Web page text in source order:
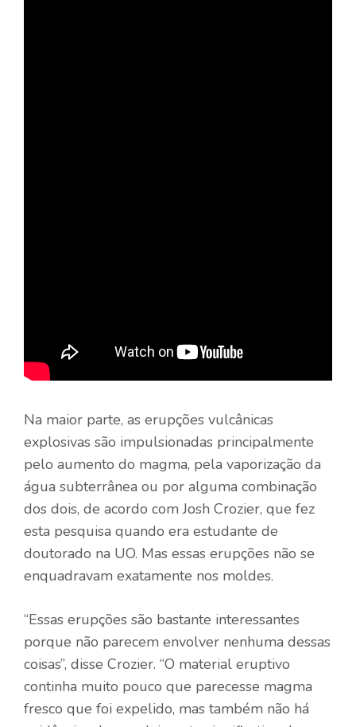
Na maior parte, as erupções vulcânicas
explosivas são impulsionadas principalmente
pelo aumento do magma, pela vaporização da
água subterrânea ou por alguma combinação
dos dois, de acordo com Josh Crozier, que fez
esta pesquisa quando era estudante de
doutorado na UO. Mas essas erupções não se
enquadravam exatamente nos moldes.
“Essas erupções são bastante interessantes
porque não parecem envolver nenhuma dessas
coisas”, disse Crozier. “O material eruptivo
continha muito pouco que parecesse magma
fresco que foi expelido, mas também não há